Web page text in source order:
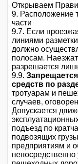
Открываем
9. Расположение
части
9.7. Если
линиями
должно
полосам.
разрешается
9.9.
средств по
тротуарам и
случаев,
Допускается
подъезд по
подвозящих
предприятиям и
непосредственно